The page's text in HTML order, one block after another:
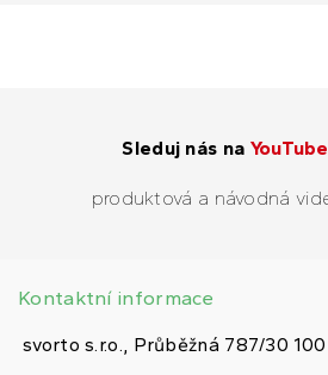
Sleduj nás na YouTube
produktová a návodná
Kontaktní informace
svorto s.r.o., Průběžná 787/30